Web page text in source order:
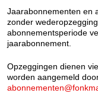
Jaarabonnementen en
zonder
abonnementsperiode
jaarabonnement.
Opzeggingen dienen
worden aangemeld